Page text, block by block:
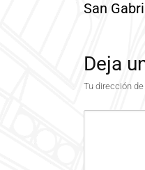
San
Deja
Tu dirección